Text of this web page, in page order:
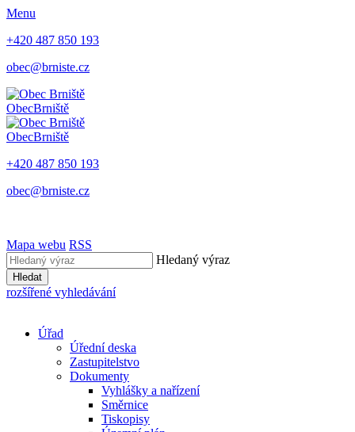
Menu
+420 487 850 193
obec@brniste.cz
ObecBrniště
ObecBrniště
+420 487 850 193
obec@brniste.cz
Mapa webu RSS
Hledaný výraz
Hledat
rozšířené vyhledávání
Úřad
Úřední deska
Zastupitelstvo
Dokumenty
Vyhlášky a nařízení
Směrnice
Tiskopisy